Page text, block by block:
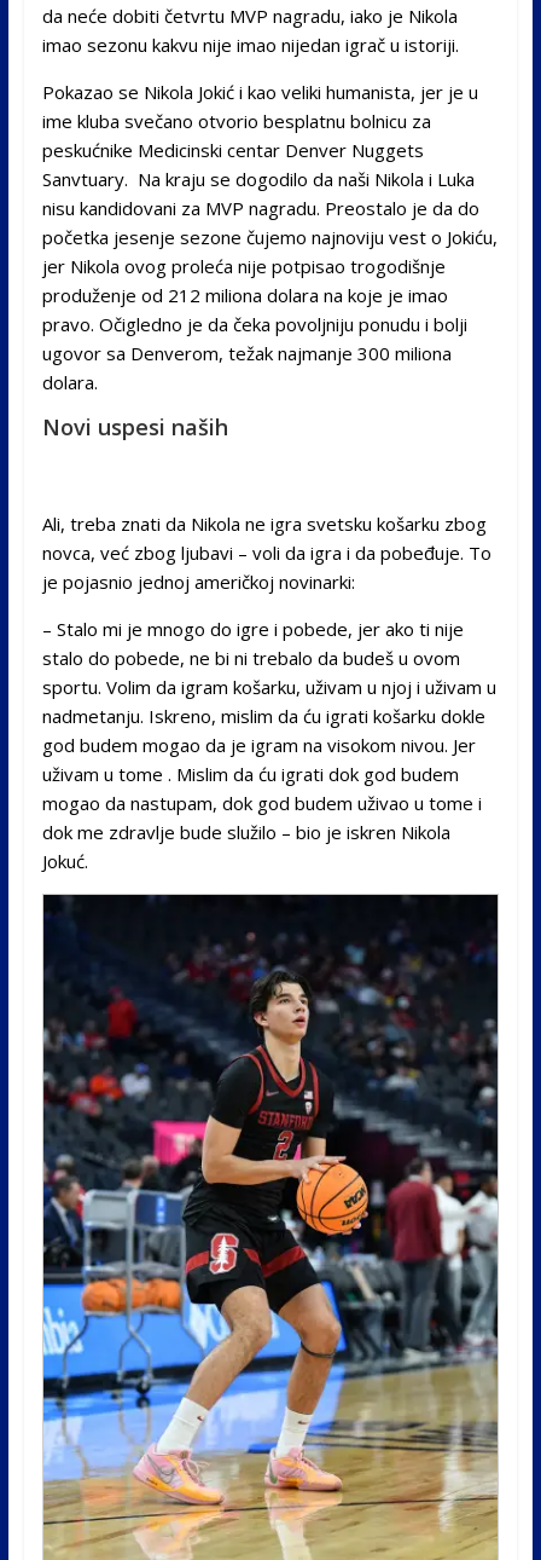
da neće dobiti četvrtu MVP nagradu, iako je Nikola
imao sezonu kakvu nije imao nijedan igrač u istoriji.
Pokazao se Nikola Jokić i kao veliki humanista, jer je u
ime kluba svečano otvorio besplatnu bolnicu za
peskućnike Medicinski centar Denver Nuggets
Sanvtuary. Na kraju se dogodilo da naši Nikola i Luka
nisu kandidovani za MVP nagradu. Preostalo je da do
početka jesenje sezone čujemo najnoviju vest o Jokiću,
jer Nikola ovog proleća nije potpisao trogodišnje
produženje od 212 miliona dolara na koje je imao
pravo. Očigledno je da čeka povoljniju ponudu i bolji
ugovor sa Denverom, težak najmanje 300 miliona
dolara.
Novi uspesi naših
Ali, treba znati da Nikola ne igra svetsku košarku zbog
novca, već zbog ljubavi – voli da igra i da pobeđuje. To
je pojasnio jednoj američkoj novinarki:
– Stalo mi je mnogo do igre i pobede, jer ako ti nije
stalo do pobede, ne bi ni trebalo da budeš u ovom
sportu. Volim da igram košarku, uživam u njoj i uživam u
nadmetanju. Iskreno, mislim da ću igrati košarku dokle
god budem mogao da je igram na visokom nivou. Jer
uživam u tome . Mislim da ću igrati dok god budem
mogao da nastupam, dok god budem uživao u tome i
dok me zdravlje bude služilo – bio je iskren Nikola
Jokuć.